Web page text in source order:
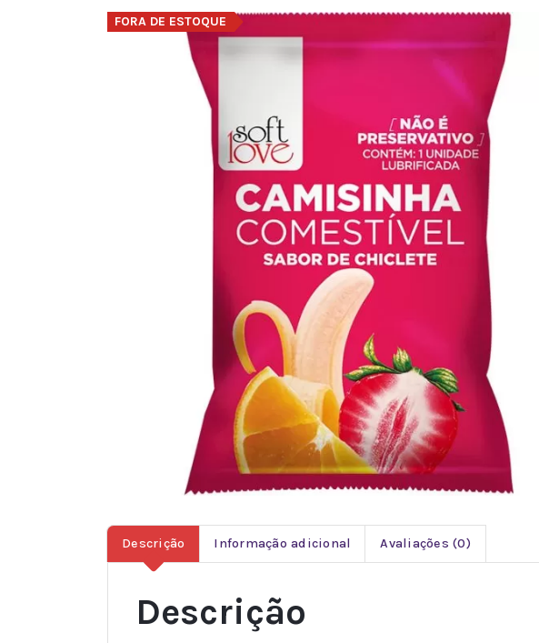
FORA DE ESTOQUE
Descrição Informação adicional Avaliações (0)
Descrição